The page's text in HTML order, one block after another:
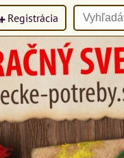
Registrácia